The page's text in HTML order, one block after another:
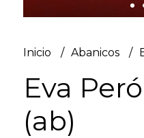
Inicio Abanicos
Eva
(ab)